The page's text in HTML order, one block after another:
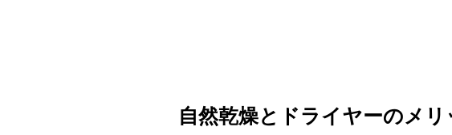
自然乾燥とドライヤーのメ